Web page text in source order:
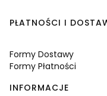
Linki w stopce
PŁATNOŚCI I
Formy Dostawy
Formy Płatności
INFORMACJE